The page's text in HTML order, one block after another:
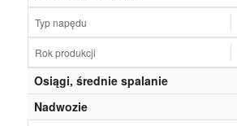
Typ napędu
Rok produkcji
Osiągi, średnie spalanie
Nadwozie